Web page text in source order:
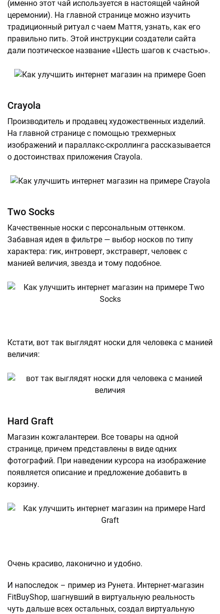
(именно этот чай используется в настоящей чайной
церемонии). На главной странице можно изучить
традиционный ритуал с чаем Маття, узнать, как его
правильно пить. Этой инструкции создатели сайта
дали поэтическое название «Шесть шагов к счастью».
Crayola
Производитель и продавец художественных изделий.
На главной странице с помощью трехмерных
изображений и параллакс-скроллинга рассказывается
о достоинствах приложения Crayola.
Two Socks
Качественные носки с персональным оттенком.
Забавная идея в фильтре — выбор носков по типу
характера: гик, интроверт, экстраверт, человек с
манией величия, звезда и тому подобное.
Кстати, вот так выглядят носки для человека с манией
величия:
Hard Graft
Магазин кожгалантереи. Все товары на одной
странице, причем представлены в виде одних
фотографий. При наведении курсора на изображение
появляется описание и предложение добавить в
корзину.
Очень красиво, лаконично и удобно.
И напоследок – пример из Рунета. Интернет-магазин
FitBuyShop, шагнувший в виртуальную реальность
чуть дальше всех остальных, создал виртуальную